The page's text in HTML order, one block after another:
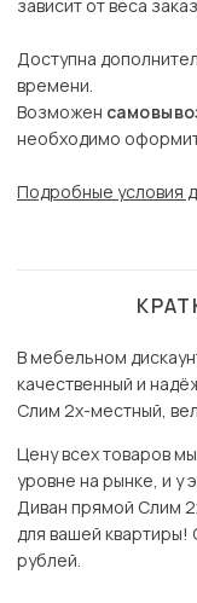
зависит от веса
Доступна
времени.
Возможен
необходимо
Подробные условия
В мебельном
качественный и
Слим 2х-местный,
Цену всех товаров
уровне на рынке, и у
Диван прямой Слим
для вашей квартиры!
рублей.